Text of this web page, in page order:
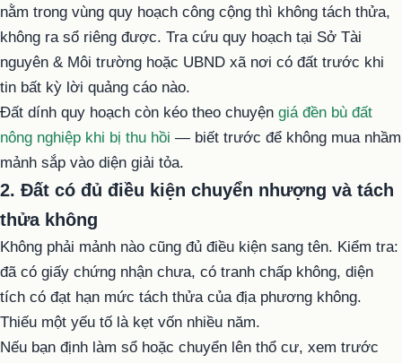
nằm trong vùng quy hoạch công cộng thì không tách thửa,
không ra sổ riêng được. Tra cứu quy hoạch tại Sở Tài
nguyên & Môi trường hoặc UBND xã nơi có đất trước khi
tin bất kỳ lời quảng cáo nào.
Đất dính quy hoạch còn kéo theo chuyện giá đền bù đất
nông nghiệp khi bị thu hồi — biết trước để không mua nhầm
mảnh sắp vào diện giải tỏa.
2. Đất có đủ điều kiện chuyển nhượng và tách
thửa không
Không phải mảnh nào cũng đủ điều kiện sang tên. Kiểm tra:
đã có giấy chứng nhận chưa, có tranh chấp không, diện
tích có đạt hạn mức tách thửa của địa phương không.
Thiếu một yếu tố là kẹt vốn nhiều năm.
Nếu bạn định làm sổ hoặc chuyển lên thổ cư, xem trước